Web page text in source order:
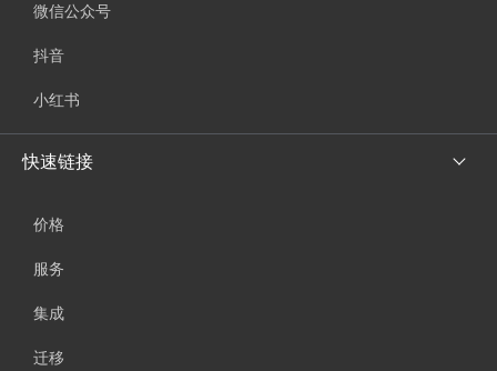
微信公众号
抖音
小红书
快速链接
价格
服务
集成
迁移